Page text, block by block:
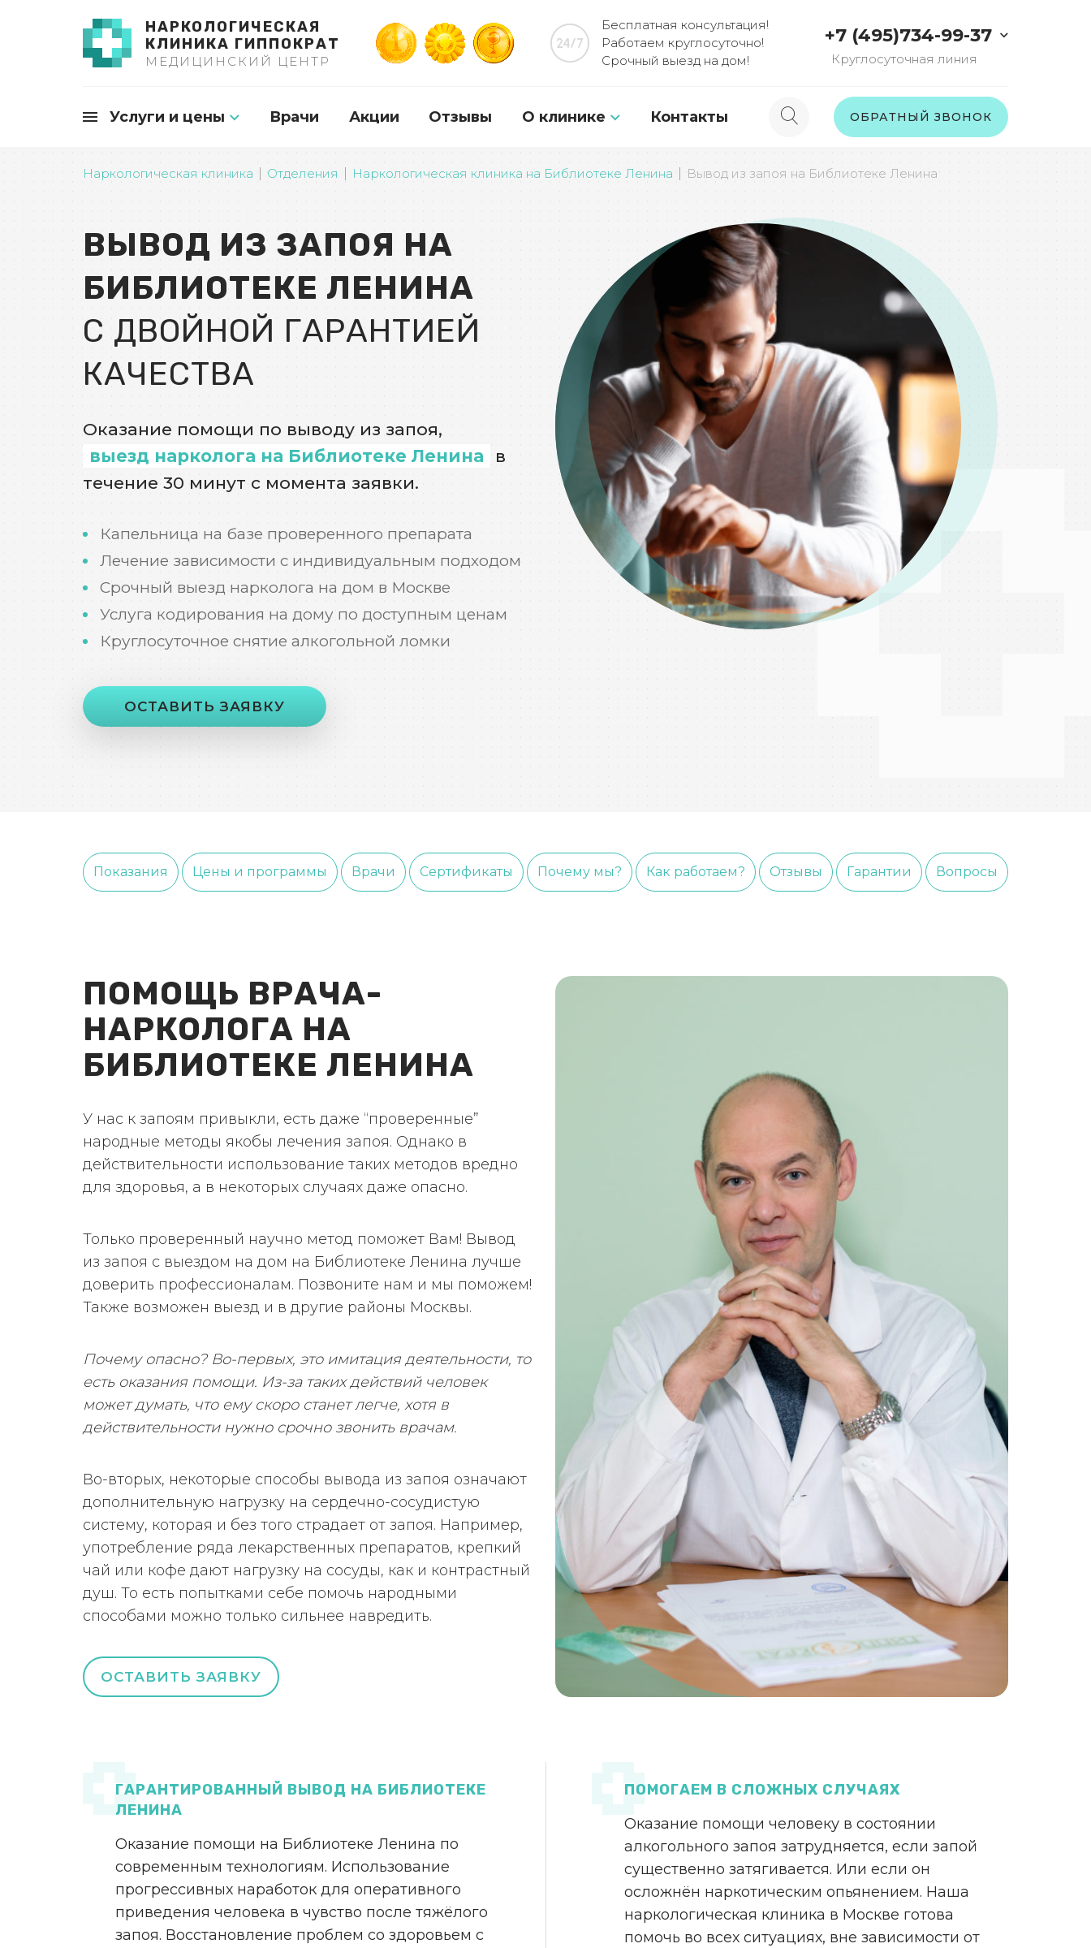
НАРКОЛОГИЧЕСКАЯ
КЛИНИКА ГИППОКРАТ
МЕДИЦИНСКИЙ ЦЕНТР
Бесплатная консультация!
Работаем круглосуточно!
Срочный выезд на дом!
+7 (495)734-99-37
Круглосуточная линия
Услуги и цены Врачи Акции Отзывы О клинике
О клинике Гиппократ
Независимые рейтинги
Программы лечения
База знаний
Контакты ОБРАТНЫЙ ЗВОНОК
Наркологическая клиника Отделения Наркологическая клиника на Библиотеке Ленина Вывод из запоя на Библиотеке Ленина
ВЫВОД ИЗ ЗАПОЯ НА
БИБЛИОТЕКЕ ЛЕНИНА
С ДВОЙНОЙ ГАРАНТИЕЙ
КАЧЕСТВА
Оказание помощи по выводу из запоя,
выезд нарколога на Библиотеке Ленина
в
течение 30 минут с момента заявки.
Капельница на базе проверенного препарата
Лечение зависимости с индивидуальным подходом
Срочный выезд нарколога на дом в Москве
Услуга кодирования на дому по доступным ценам
Круглосуточное снятие алкогольной ломки
ОСТАВИТЬ ЗАЯВКУ
Показания Цены и программы Врачи Сертификаты Почему мы? Как работаем? Отзывы Гарантии Вопросы
ПОМОЩЬ ВРАЧА-
НАРКОЛОГА НА
БИБЛИОТЕКЕ ЛЕНИНА
У нас к запоям привыкли, есть даже “проверенные”
народные методы якобы лечения запоя. Однако в
действительности использование таких методов вредно
для здоровья, а в некоторых случаях даже опасно.
Только проверенный научно метод поможет Вам! Вывод
из запоя с выездом на дом на Библиотеке Ленина лучше
доверить профессионалам. Позвоните нам и мы поможем!
Также возможен выезд и в другие районы Москвы.
Почему опасно? Во-первых, это имитация деятельности, то
есть оказания помощи. Из-за таких действий человек
может думать, что ему скоро станет легче, хотя в
действительности нужно срочно звонить врачам.
Во-вторых, некоторые способы вывода из запоя означают
дополнительную нагрузку на сердечно-сосудистую
систему, которая и без того страдает от запоя. Например,
употребление ряда лекарственных препаратов, крепкий
чай или кофе дают нагрузку на сосуды, как и контрастный
душ. То есть попытками себе помочь народными
способами можно только сильнее навредить.
ОСТАВИТЬ ЗАЯВКУ
ГАРАНТИРОВАННЫЙ ВЫВОД НА БИБЛИОТЕКЕ
ЛЕНИНА
Оказание помощи на Библиотеке Ленина по
современным технологиям. Использование
прогрессивных наработок для оперативного
приведения человека в чувство после тяжёлого
запоя. Восстановление проблем со здоровьем с
ПОМОГАЕМ В СЛОЖНЫХ СЛУЧАЯХ
Оказание помощи человеку в состоянии
алкогольного запоя затрудняется, если запой
существенно затягивается. Или если он
осложнён наркотическим опьянением. Наша
наркологическая клиника в Москве готова
помочь во всех ситуациях, вне зависимости от